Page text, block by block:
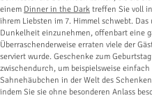
einem Dinner in the Dark treffen Sie voll
ihrem Liebsten im 7. Himmel schwebt.
Dunkelheit einzunehmen, offenbart eine
Überraschenderweise erraten viele der
serviert wurde. Geschenke zum
zwischendurch, um beispielsweise
Sahnehäubchen in der Welt des
indem Sie sie ohne besonderen Anlass